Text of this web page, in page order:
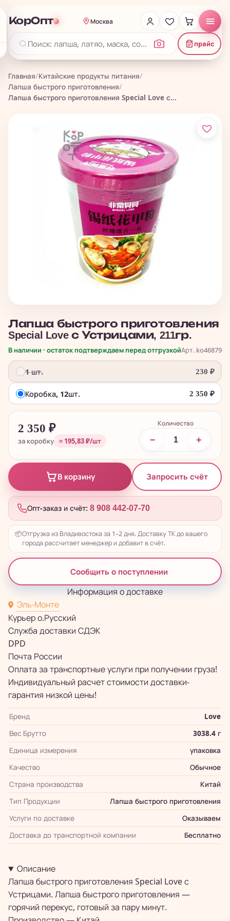
КорОпт Москва
прайс
Главная/Китайские продукты питания/
Лапша быстрого приготовления/
Лапша быстрого приготовления Special Love с...
Лапша быстрого приготовления
Special Love с Устрицами, 211гр.
В наличии · остаток подтверждаем перед отгрузкойАрт. ko46879
1 шт. 230 ₽
Коробка, 12шт. 2 350 ₽
2 350 ₽
за коробку ≈ 195,83 ₽/шт
Количество
− +
В корзину Запросить счёт
Опт-заказ и счёт: 8 908 442-07-70
📦Отгрузка из Владивостока за 1–2 дня. Доставку ТК до вашего
города рассчитает менеджер и добавит в счёт.
Сообщить о поступлении
Информация о доставке
Эль-Монте
Курьер о.Русский
Служба доставки СДЭК
DPD
Почта России
Оплата за транспортные услуги при получении груза!
Индивидуальный расчет стоимости доставки-
гарантия низкой цены!
Бренд
Love
Вес Брутто
3038.4 г
Единица измерения
упаковка
Качество
Обычное
Страна производства
Китай
Тип Продукции
Лапша быстрого приготовления
Услуги по доставке
Оказываем
Доставка до транспортной компании
Бесплатно
Описание
Лапша быстрого приготовления Special Love с
Устрицами. Лапша быстрого приготовления —
горячий перекус, готовый за пару минут.